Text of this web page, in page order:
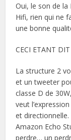
Oui, le son de la
Hifi, rien qui ne
une bonne
CECI ETANT
La structure 2
et un tweeter
classe D de
veut
et
Amazon Echo
perdre… un